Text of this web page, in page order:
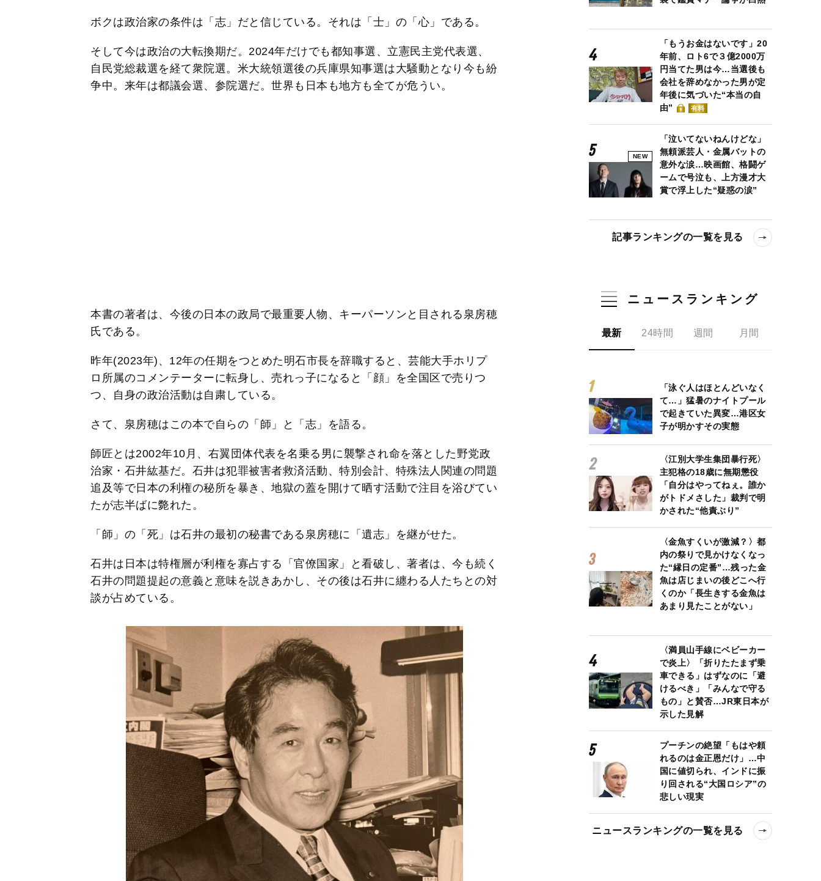
e
ボクは政治家の条件は「志」だと信じている。それは「士」の「心」である。
そして今は政治の大転換期だ。2024年だけでも都知事選、立憲民主党代表選、
自民党総裁選を経て衆院選。米大統領選後の兵庫県知事選は大騒動となり今も紛
争中。来年は都議会選、参院選だ。世界も日本も地方も全てが危うい。
本書の著者は、今後の日本の政局で最重要人物、キーパーソンと目される泉房穂
氏である。
昨年(2023年)、12年の任期をつとめた明石市長を辞職すると、芸能大手ホリプ
ロ所属のコメンテーターに転身し、売れっ子になると「顔」を全国区で売りつ
つ、自身の政治活動は自粛している。
さて、泉房穂はこの本で自らの「師」と「志」を語る。
師匠とは2002年10月、右翼団体代表を名乗る男に襲撃され命を落とした野党政
治家・石井紘基だ。石井は犯罪被害者救済活動、特別会計、特殊法人関連の問題
追及等で日本の利権の秘所を暴き、地獄の蓋を開けて晒す活動で注目を浴びてい
たが志半ばに斃れた。
「師」の「死」は石井の最初の秘書である泉房穂に「遺志」を継がせた。
石井は日本は特権層が利権を寡占する「官僚国家」と看破し、著者は、今も続く
石井の問題提起の意義と意味を説きあかし、その後は石井に纏わる人たちとの対
談が占めている。
「もうお金はないです」20
年前、ロト6で３億2000万
円当てた男は今…当選後も
会社を辞めなかった男が定
年後に気づいた“本当の自
由”
有料
NEW
「泣いてないねんけどな」
無頼派芸人・金属バットの
意外な涙…映画館、格闘ゲ
ームで号泣も、上方漫才大
賞で浮上した“疑惑の涙”
記事ランキングの一覧を見る
ニュースランキング
最新 24時間 週間 月間
「泳ぐ人はほとんどいなく
て…」猛暑のナイトプール
で起きていた異変…港区女
子が明かすその実態
〈江別大学生集団暴行死〉
主犯格の18歳に無期懲役
「自分はやってねぇ。誰か
がトドメさした」裁判で明
かされた“他責ぶり”
〈金魚すくいが激減？〉都
内の祭りで見かけなくなっ
た“縁日の定番”…残った金
魚は店じまいの後どこへ行
くのか「長生きする金魚は
あまり見たことがない」
〈満員山手線にベビーカー
で炎上〉「折りたたまず乗
車できる」はずなのに「避
けるべき」「みんなで守る
もの」と賛否…JR東日本が
示した見解
プーチンの絶望「もはや頼
れるのは金正恩だけ」…中
国に値切られ、インドに振
り回される“大国ロシア”の
悲しい現実
ニュースランキングの一覧を見る